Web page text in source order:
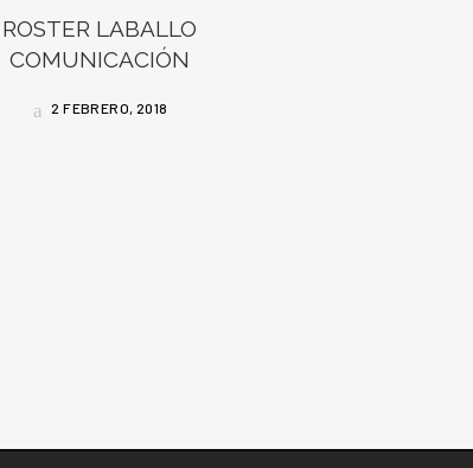
ROSTER LABALLO
COMUNICACIÓN
2 FEBRERO, 2018